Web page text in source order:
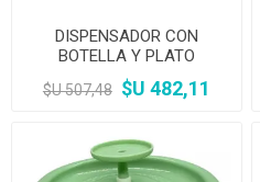
DISPENSADOR CON
BOTELLA Y PLATO
$U 507,48 $U 482,11